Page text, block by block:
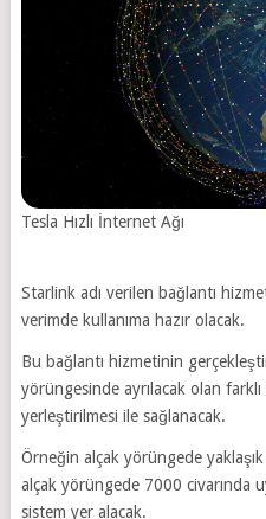
Tesla Hızlı İnternet Ağı
Starlink adı verilen bağlantı
verimde kullanıma hazır olacak.
Bu bağlantı hizmetinin
yörüngesinde ayrılacak olan
yerleştirilmesi ile sağlanacak.
Örneğin alçak yörüngede
alçak yörüngede 7000 civarında
sistem yer alacak.